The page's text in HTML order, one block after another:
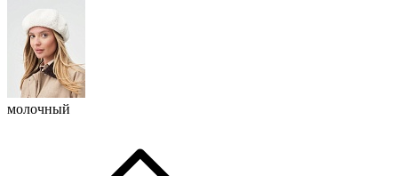
молочный